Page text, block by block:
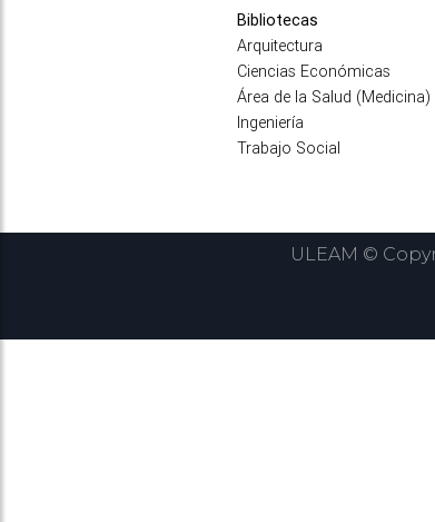
Bibliotecas
Arquitectura
Ciencias Económicas
Área de la Salud (Medicina)
Ingeniería
Trabajo Social
ULEAM ©